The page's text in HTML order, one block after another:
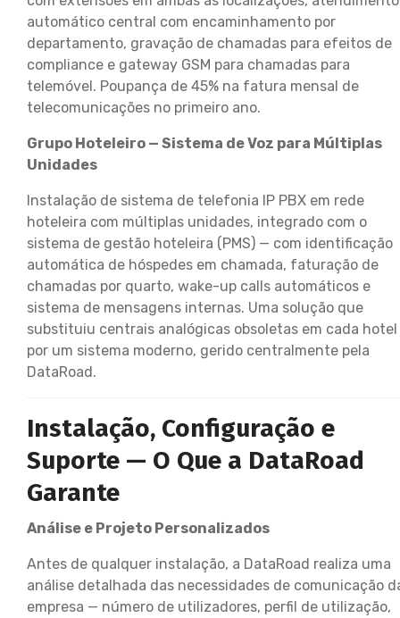
automático central com encaminhamento por
departamento, gravação de chamadas para efeitos de
compliance e gateway GSM para chamadas para
telemóvel. Poupança de 45% na fatura mensal de
telecomunicações no primeiro ano.
Grupo Hoteleiro — Sistema de Voz para Múltiplas
Unidades
Instalação de sistema de telefonia IP PBX em rede
hoteleira com múltiplas unidades, integrado com o
sistema de gestão hoteleira (PMS) — com identificação
automática de hóspedes em chamada, faturação de
chamadas por quarto, wake-up calls automáticos e
sistema de mensagens internas. Uma solução que
substituiu centrais analógicas obsoletas em cada hotel
por um sistema moderno, gerido centralmente pela
DataRoad.
Instalação, Configuração e
Suporte — O Que a DataRoad
Garante
Análise e Projeto Personalizados
Antes de qualquer instalação, a DataRoad realiza uma
análise detalhada das necessidades de comunicação
empresa — número de utilizadores, perfil de utilização,